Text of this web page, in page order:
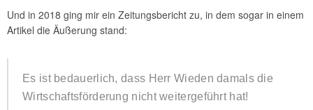
Und in 2018 ging mir ein Zeitungsbericht zu, in dem sogar in einem
Artikel die Äußerung stand:
Es ist bedauerlich, dass Herr Wieden damals die
Wirtschaftsförderung nicht weitergeführt hat!